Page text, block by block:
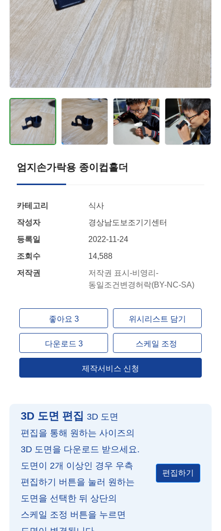
엄지손가락용 종이컵홀더
카테고리
식사
작성자
경상남도보조기기센터
등록일
2022-11-24
조회수
14,588
저작권
저작권 표시-비영리-
동일조건변경허락(BY-NC-SA)
좋아요 3 위시리스트 담기
다운로드 3 스케일 조정
제작서비스 신청
3D 도면 편집 3D 도면
편집을 통해 원하는 사이즈의
3D 도면을 다운로드 받으세요.
도면이 2개 이상인 경우 우측
편집하기 버튼을 눌러 원하는
도면을 선택한 뒤 상단의
스케일 조정 버튼을 누르면
편집하기